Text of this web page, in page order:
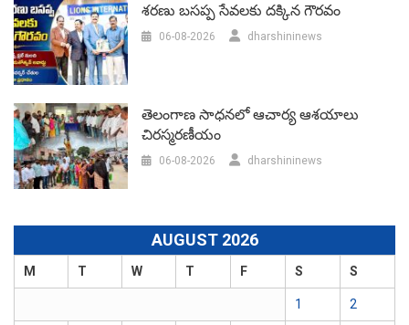
శరణు బసప్ప సేవలకు దక్కిన గౌరవం
06-08-2026 dharshininews
తెలంగాణ సాధనలో ఆచార్య ఆశయాలు
చిరస్మరణీయం
06-08-2026 dharshininews
AUGUST 2026
M T W T F S S
1 2